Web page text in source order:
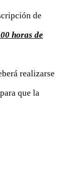
de
horas de
realizarse
para que la